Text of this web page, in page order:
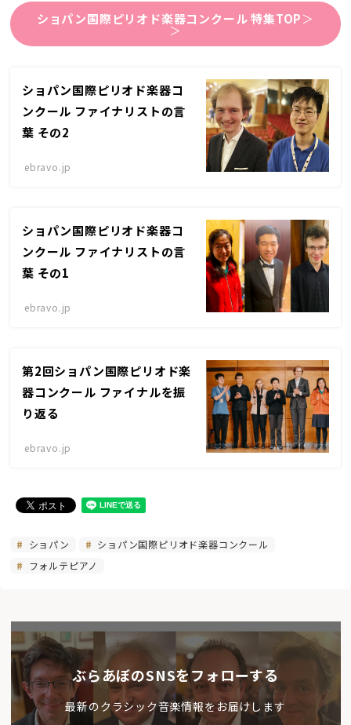
ショパン国際ピリオド楽器コンクール 特集TOP＞
＞
ショパン国際ピリオド楽器コ
ンクール ファイナリストの言
葉 その2
ebravo.jp
ショパン国際ピリオド楽器コ
ンクール ファイナリストの言
葉 その1
ebravo.jp
第2回ショパン国際ピリオド楽
器コンクール ファイナルを振
り返る
ebravo.jp
ショパン
ショパン国際ピリオド楽器コンクール
フォルテピアノ
ぶらあぼのSNSをフォローする
最新のクラシック音楽情報をお届けします